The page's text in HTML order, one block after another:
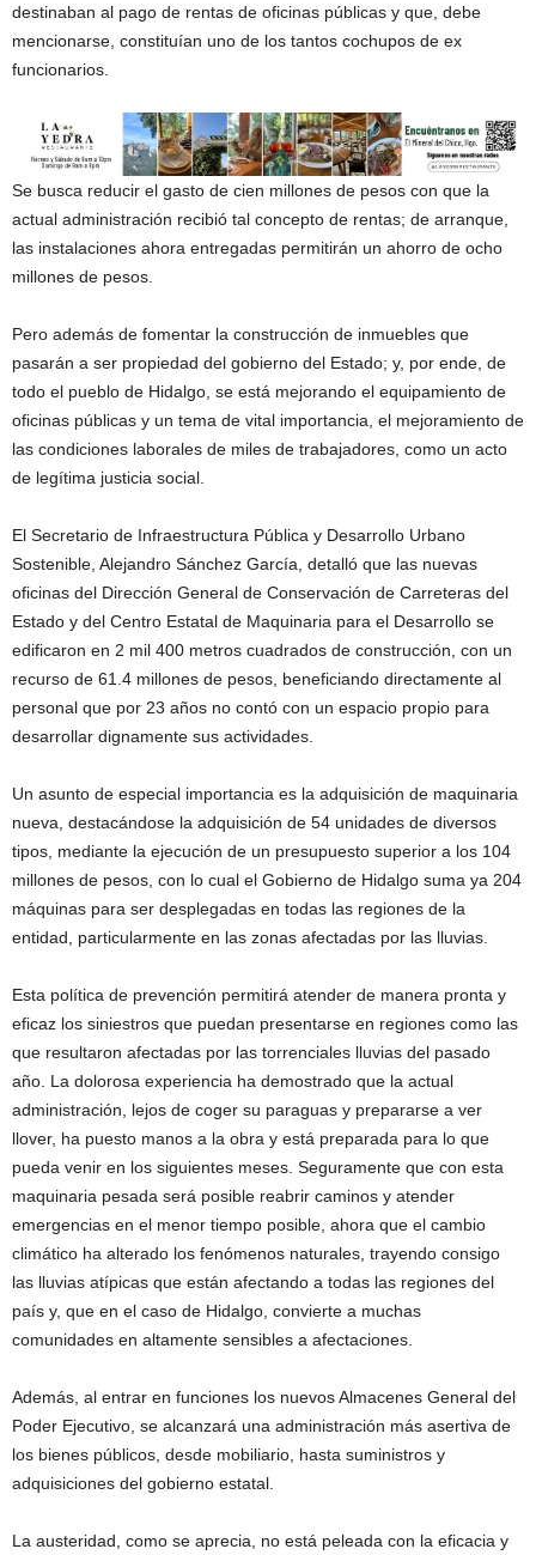
destinaban al pago de rentas de oficinas públicas y que, debe
mencionarse, constituían uno de los tantos cochupos de ex
funcionarios.
Se busca reducir el gasto de cien millones de pesos con que la
actual administración recibió tal concepto de rentas; de arranque,
las instalaciones ahora entregadas permitirán un ahorro de ocho
millones de pesos.
Pero además de fomentar la construcción de inmuebles que
pasarán a ser propiedad del gobierno del Estado; y, por ende, de
todo el pueblo de Hidalgo, se está mejorando el equipamiento de
oficinas públicas y un tema de vital importancia, el mejoramiento de
las condiciones laborales de miles de trabajadores, como un acto
de legítima justicia social.
El Secretario de Infraestructura Pública y Desarrollo Urbano
Sostenible, Alejandro Sánchez García, detalló que las nuevas
oficinas del Dirección General de Conservación de Carreteras del
Estado y del Centro Estatal de Maquinaria para el Desarrollo se
edificaron en 2 mil 400 metros cuadrados de construcción, con un
recurso de 61.4 millones de pesos, beneficiando directamente al
personal que por 23 años no contó con un espacio propio para
desarrollar dignamente sus actividades.
Un asunto de especial importancia es la adquisición de maquinaria
nueva, destacándose la adquisición de 54 unidades de diversos
tipos, mediante la ejecución de un presupuesto superior a los 104
millones de pesos, con lo cual el Gobierno de Hidalgo suma ya 204
máquinas para ser desplegadas en todas las regiones de la
entidad, particularmente en las zonas afectadas por las lluvias.
Esta política de prevención permitirá atender de manera pronta y
eficaz los siniestros que puedan presentarse en regiones como las
que resultaron afectadas por las torrenciales lluvias del pasado
año. La dolorosa experiencia ha demostrado que la actual
administración, lejos de coger su paraguas y prepararse a ver
llover, ha puesto manos a la obra y está preparada para lo que
pueda venir en los siguientes meses. Seguramente que con esta
maquinaria pesada será posible reabrir caminos y atender
emergencias en el menor tiempo posible, ahora que el cambio
climático ha alterado los fenómenos naturales, trayendo consigo
las lluvias atípicas que están afectando a todas las regiones del
país y, que en el caso de Hidalgo, convierte a muchas
comunidades en altamente sensibles a afectaciones.
Además, al entrar en funciones los nuevos Almacenes General del
Poder Ejecutivo, se alcanzará una administración más asertiva de
los bienes públicos, desde mobiliario, hasta suministros y
adquisiciones del gobierno estatal.
La austeridad, como se aprecia, no está peleada con la eficacia y